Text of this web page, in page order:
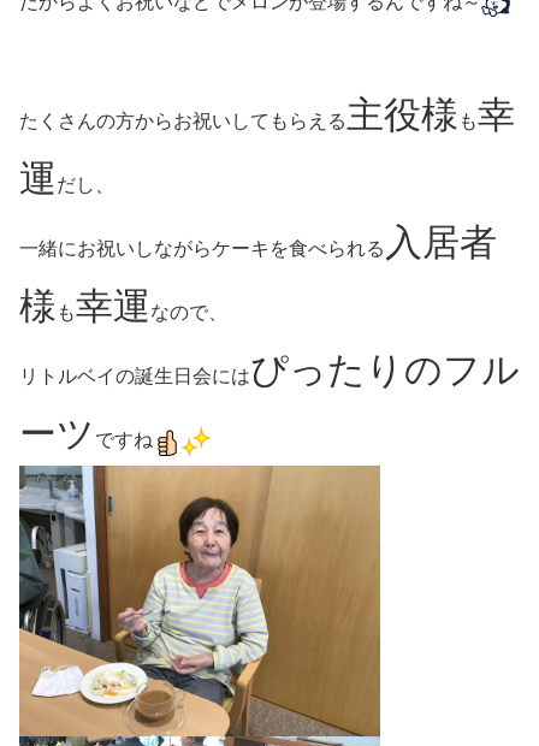
たくさんの方からお祝いしてもらえる主役様 も幸
運 だし、
一緒にお祝いしながらケーキを食べられる 入居者
様 も幸運 なので、
リトルベイの誕生日会にはぴったりのフル
ーツ ですね